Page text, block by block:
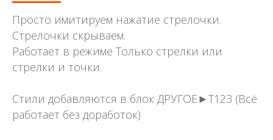
Просто имитируем нажатие стрелочки.
Стрелочки скрываем.
Работает в режиме Только стрелки или
стрелки и точки.
Стили добавляются в блок ДРУГОЕ►Т123 (Всё
работает без доработок)